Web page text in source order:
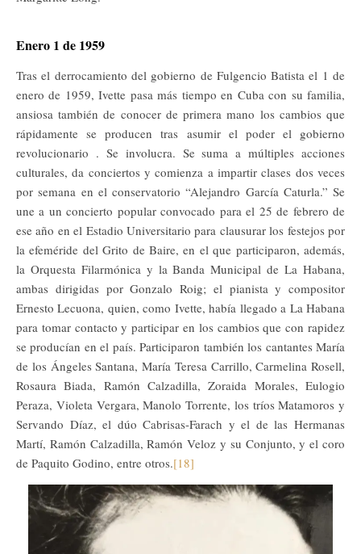
Enero 1 de 1959
Tras el derrocamiento del gobierno de Fulgencio Batista el 1 de
enero de 1959, Ivette pasa más tiempo en Cuba con su familia,
ansiosa también de conocer de primera mano los cambios que
rápidamente se producen tras asumir el poder el gobierno
revolucionario . Se involucra. Se suma a múltiples acciones
culturales, da conciertos y comienza a impartir clases dos veces
por semana en el conservatorio “Alejandro García Caturla.” Se
une a un concierto popular convocado para el 25 de febrero de
ese año en el Estadio Universitario para clausurar los festejos por
la efeméride del Grito de Baire, en el que participaron, además,
la Orquesta Filarmónica y la Banda Municipal de La Habana,
ambas dirigidas por Gonzalo Roig; el pianista y compositor
Ernesto Lecuona, quien, como Ivette, había llegado a La Habana
para tomar contacto y participar en los cambios que con rapidez
se producían en el país. Participaron también los cantantes María
de los Ángeles Santana, María Teresa Carrillo, Carmelina Rosell,
Rosaura Biada, Ramón Calzadilla, Zoraida Morales, Eulogio
Peraza, Violeta Vergara, Manolo Torrente, los tríos Matamoros y
Servando Díaz, el dúo Cabrisas-Farach y el de las Hermanas
Martí, Ramón Calzadilla, Ramón Veloz y su Conjunto, y el coro
de Paquito Godino, entre otros.[18]